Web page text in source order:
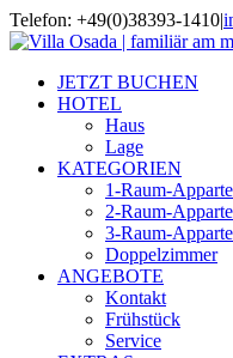
Zum
Inhalt
Telefon: +49(0)38393-1410|
JETZT BUCHEN
HOTEL
Haus
Lage
KATEGORIEN
1-Raum-
2-Raum-
3-Raum-
Doppelzimmer
ANGEBOTE
Kontakt
Frühstück
Service